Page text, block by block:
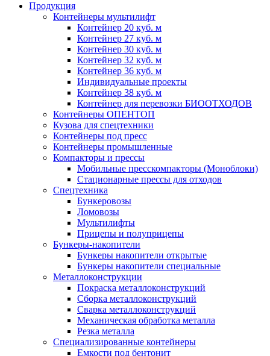
Продукция
Контейнеры мультилифт
Контейнер 20 куб. м
Контейнер 27 куб. м
Контейнер 30 куб. м
Контейнер 32 куб. м
Контейнер 36 куб. м
Индивидуальные проекты
Контейнер 38 куб. м
Контейнер для перевозки БИООТХОДОВ
Контейнеры ОПЕНТОП
Кузова для спецтехники
Контейнеры под пресс
Контейнеры промышленные
Компакторы и прессы
Мобильные пресскомпакторы (Моноблоки)
Стационарные прессы для отходов
Спецтехника
Бункеровозы
Ломовозы
Мультилифты
Прицепы и полуприцепы
Бункеры-накопители
Бункеры накопители открытые
Бункеры накопители специальные
Металлоконструкции
Покраска металлоконструкций
Сборка металлоконструкций
Сварка металлоконструкций
Механическая обработка металла
Резка металла
Специализированные контейнеры
Емкости под бентонит